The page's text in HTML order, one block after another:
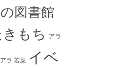
図書館
もち アラ
アラ 若菜 イベ